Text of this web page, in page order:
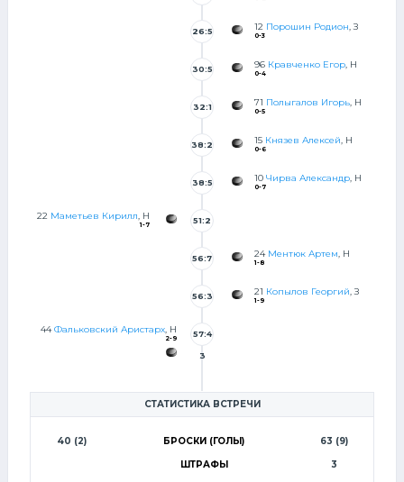
12 Порошин Родион, З
0-3
26:5
96 Кравченко Егор, Н
0-4
30:5
71 Полыгалов Игорь, Н
0-5
32:1
15 Князев Алексей, Н
0-6
38:2
10 Чирва Александр, Н
0-7
38:5
22 Маметьев Кирилл, Н
1-7 51:2
24 Ментюк Артем, Н
1-8
56:7
21 Копылов Георгий, З
1-9
56:3
44Фальковский Аристарх, Н
2-9 57:4
3
СТАТИСТИКА ВСТРЕЧИ
40 (2) БРОСКИ (ГОЛЫ)
63 (9)
ШТРАФЫ
3